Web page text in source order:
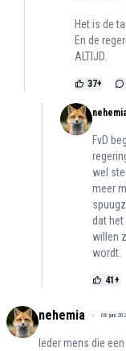
Het is de
En de
ALTIJD.
37+
FvD
wel
meer
dat
willen
wordt.
41 +
nehemia 08 juni
Ieder mens die